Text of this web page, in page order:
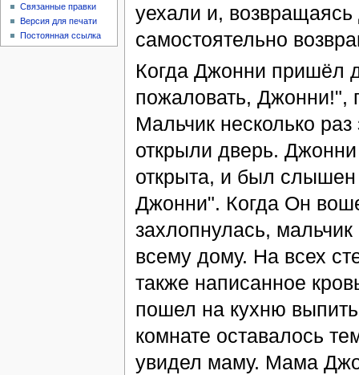
уехали и,
самостоятельно
Когда Джонни пришёл
пожаловать, Джонни!",
Мальчик несколько
открыли дверь.
открыта, и был слышен
Джонни". Когда Он
захлопнулась,
всему дому. На всех
также написанное
пошел на кухню
комнате оставалось
увидел маму. Мама
Связанные правки
Версия для печати
Постоянная ссылка